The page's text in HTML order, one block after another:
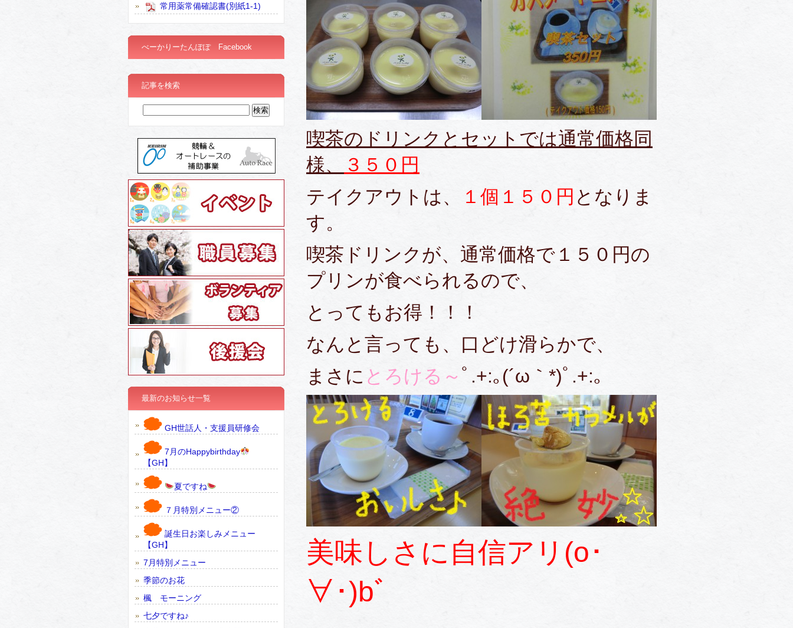
喫茶のドリンクとセットでは通常価格同
様、
３５０円
テイクアウトは、
１個１５０円 となりま
す。
喫茶ドリンクが、通常価格で１５０円の
プリンが食べられるので、
とってもお得！！！
なんと言っても、口どけ滑らかで、
まさに とろける～ ﾟ.+:｡(´ω｀*)ﾟ.+:｡
美味しさに自信アリ(o･
∀･)bﾞ
常用薬常備確認書(別紙1-1)
べーかりーたんぽぽ Facebook
記事を検索
最新のお知らせ一覧
GH世話人・支援員研修会
7月のHappybirthday
【GH】
夏ですね
７月特別メニュー②
誕生日お楽しみメニュー
【GH】
7月特別メニュー
季節のお花
楓 モーニング
七夕ですね♪